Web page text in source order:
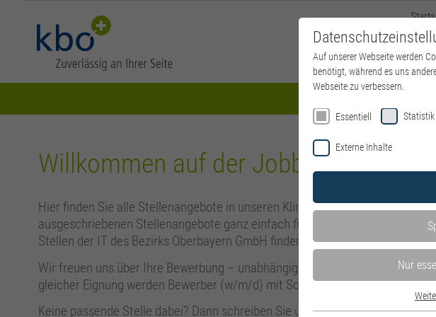
Über kbo
Willkommen auf der Jobbörse von
Hier finden Sie alle Stellenangebote in unseren Kliniken und Einrichtungen
ausgeschriebenen Stellenangebote ganz einfach filtern.
Stellen der IT des Bezirks Oberbayern GmbH finden Sie hier auf derWebsite
Wir freuen uns über Ihre Bewerbung – unabhängig von Ihrer kulturellen
gleicher Eignung werden Bewerber (w/m/d) mit Schwerbehinderung
Keine passende Stelle dabei? Dann schreiben Sie uns gern eine
Auf unserer Webseite werden
benötigt, während es uns
Webseite zu verbessern.
Essentiell Statistik
Externe Inhalte
Nur